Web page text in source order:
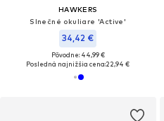
HAWKERS
Slnečné okuliare 'Active'
34,42 €
Pôvodne: 44,99 €
Posledná najnižšia cena:22,94 €